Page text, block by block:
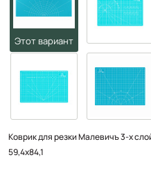
Коврик для резки Малевичъ 3-х
59,4х84,1